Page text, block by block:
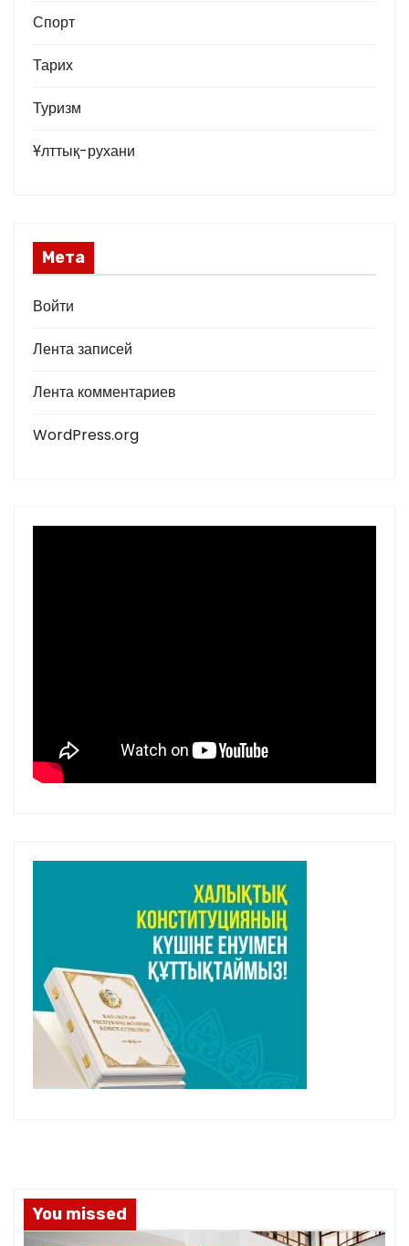
Спорт
Тарих
Туризм
Ұлттық-рухани
Мета
Войти
Лента записей
Лента комментариев
WordPress.org
You missed